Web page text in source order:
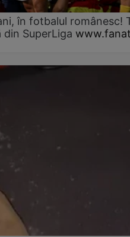
în fotbalul românesc!
SuperLiga